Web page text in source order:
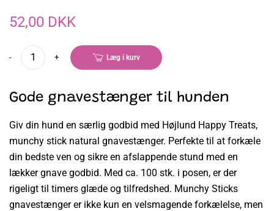
52,00 DKK
- + Læg i kurv
Gode gnavestænger til hunden
Giv din hund en særlig godbid med Højlund Happy Treats,
munchy stick natural gnavestænger. Perfekte til at forkæle
din bedste ven og sikre en afslappende stund med en
lækker gnave godbid. Med ca. 100 stk. i posen, er der
rigeligt til timers glæde og tilfredshed. Munchy Sticks
gnavestænger er ikke kun en velsmagende forkælelse, men